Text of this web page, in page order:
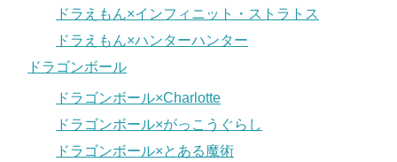
ドラえもん×インフィニット・ストラトス
ドラえもん×ハンターハンター
ドラゴンボール
ドラゴンボール×Charlotte
ドラゴンボール×がっこうぐらし
ドラゴンボール×とある魔術